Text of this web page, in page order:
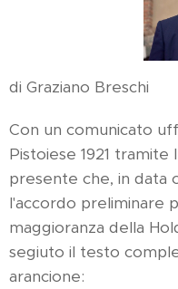
di Graziano Breschi
Con un comunicato
Pistoiese 1921
presente che, in data
l'accordo preliminare
maggioranza della
segiuto il testo
arancione: